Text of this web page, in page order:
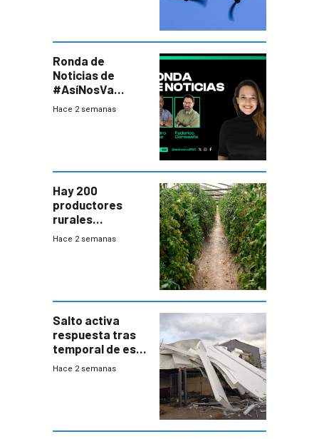
Ronda de
Noticias de
#AsíNosVa
(20/7/26)
Hace 2 semanas
Hay 200
productores
rurales
afectados tras
Hace 2 semanas
Salto activa
respuesta tras
temporal de este
sábado con
Hace 2 semanas